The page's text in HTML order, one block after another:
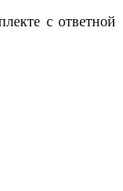
с ответной